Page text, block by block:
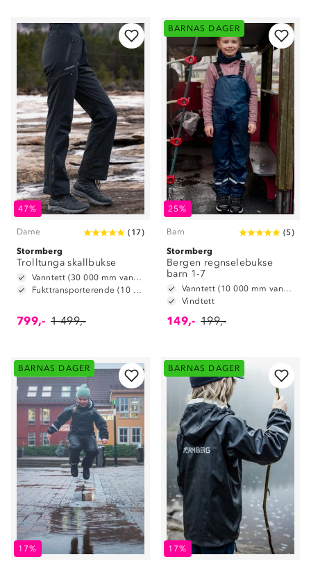
47%
Dame ( 17)
Stormberg
Trolltunga skallbukse
Vanntett (30 000 mm vannsøyle)
Fukttransporterende (10 000 g/m2/24t)
799,- 1 499,-
BARNAS DAGER
25%
Barn (5)
Stormberg
Bergen regnselebukse
barn 1-7
Vanntett (10 000 mm vannsøyle)
Vindtett
149,- 199,-
BARNAS DAGER
17%
BARNAS DAGER
17%